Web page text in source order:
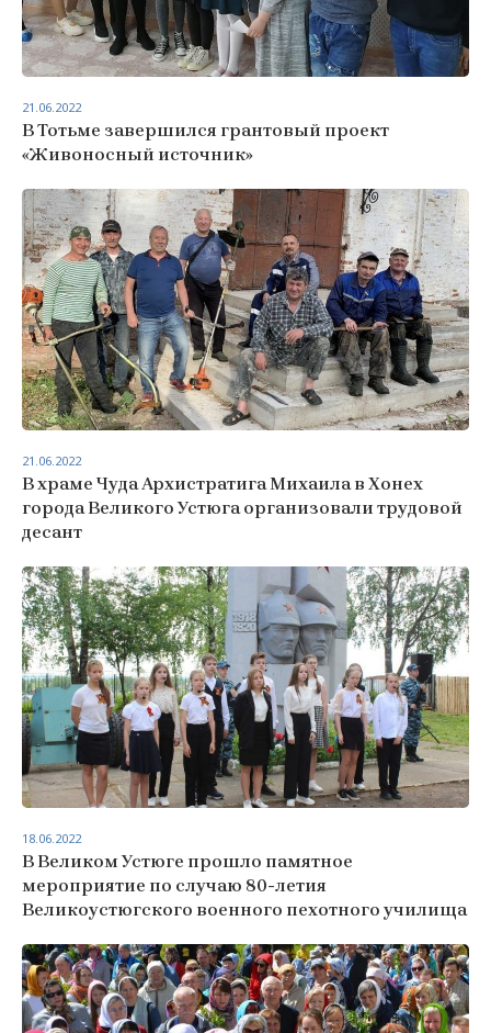
В Тотьме завершился грантовый проект
«Живоносный источник»
21.06.2022
В храме Чуда Архистратига Михаила в Хонех
города Великого Устюга организовали трудовой
десант
21.06.2022
В Великом Устюге прошло памятное
мероприятие по случаю 80-летия
Великоустюгского военного пехотного училища
18.06.2022